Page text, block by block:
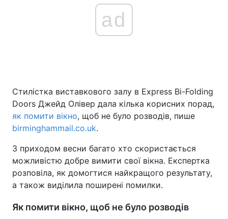
ad
Стилістка виставкового залу в Express Bi-Folding
Doors Джейд Олівер дала кілька корисних порад,
як помити вікно, щоб не було розводів, пише
birminghammail.co.uk.
З приходом весни багато хто скористається
можливістю добре вимити свої вікна. Експертка
розповіла, як домогтися найкращого результату,
а також виділила поширені помилки.
Як помити вікно, щоб не було розводів